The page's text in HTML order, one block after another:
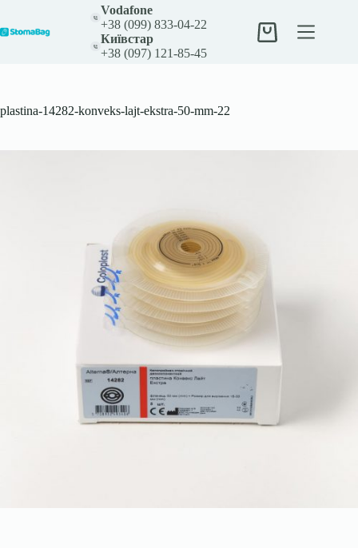
вмісту
Vodafone
+38 (099) 833-04-22
Київстар
+38 (097) 121-85-45
Кошик
plastina-14282-konveks-lajt-ekstra-50-mm-22